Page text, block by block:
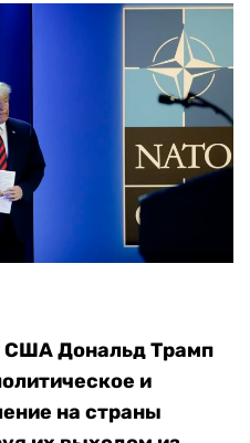
США Дональд Трамп
и
на страны